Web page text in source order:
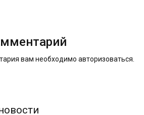
вам необходимо авторизоваться